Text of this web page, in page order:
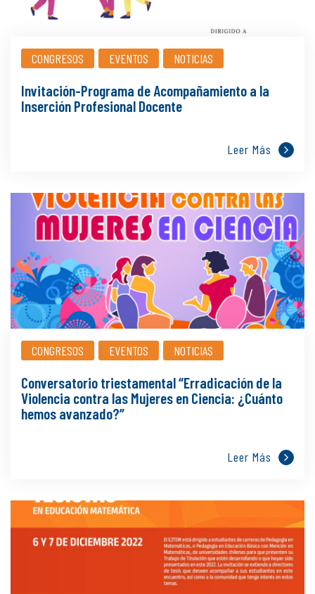
CONGRESOS EVENTOS NOTICIAS
Invitación-Programa de Acompañamiento a la
Inserción Profesional Docente
Leer Más
CONGRESOS EVENTOS NOTICIAS
Conversatorio triestamental “Erradicación de la
Violencia contra las Mujeres en Ciencia: ¿Cuánto
hemos avanzado?”
Leer Más